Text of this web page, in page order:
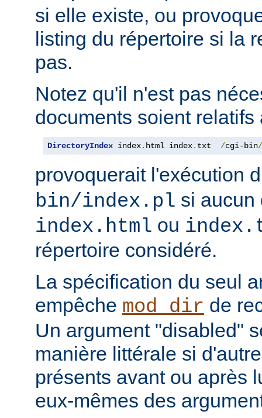
si elle existe, ou
listing du répertoire si la
pas.
Notez qu'il n'est pas
documents soient relatifs
DirectoryIndex index. html index. txt /cgi-bin/
provoquerait l'exécution
bin/index.pl si aucun
index.html ou
répertoire considéré.
La spécification du seul
empêche mod_dir de
Un argument "disabled"
manière littérale si
présents avant ou après
eux-mêmes des